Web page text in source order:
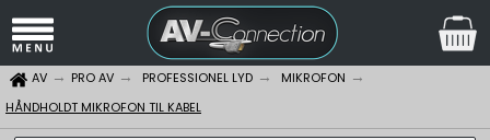
AV PRO AV PROFESSIONEL LYD
MIKROFON
HÅNDHOLDT MIKROFON TIL KABEL